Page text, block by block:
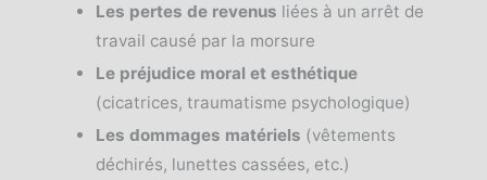
Les pertes de revenus liées à un arrêt de
travail causé par la morsure
Le préjudice moral et esthétique
(cicatrices, traumatisme psychologique)
Les dommages matériels (vêtements
déchirés, lunettes cassées, etc.)